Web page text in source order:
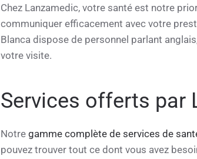
Chez Lanzamedic, votre santé est notre
communiquer efficacement avec votre
Blanca dispose de personnel parlant
votre visite.
Services offerts par
Notre gamme complète de services de
pouvez trouver tout ce dont vous avez